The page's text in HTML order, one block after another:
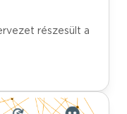
részesült a